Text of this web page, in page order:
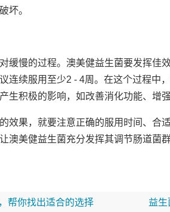
坏。
缓慢的过程。澳美健益生菌要发挥佳
连续服用至少2 - 4周。在这个过程中
生积极的影响，如改善消化功能、增强
效果，就要注意正确的服用时间、合
澳美健益生菌充分发挥其调节肠道菌
帮你找出适合的选择 益